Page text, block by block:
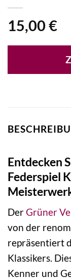
15,00 €
Entdecken
Federspiel
DerGrüner
von der
repräsentiert
Klassikers.
Kenner und